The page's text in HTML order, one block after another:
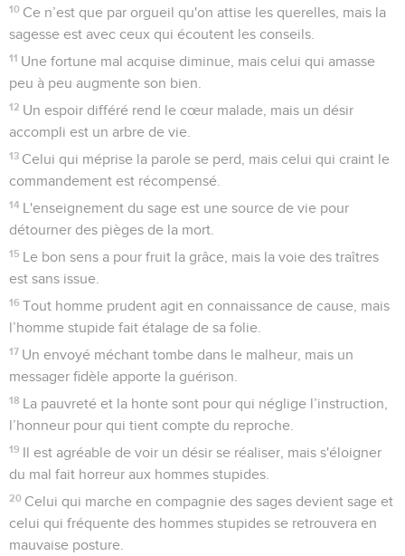
10 Ce n’est que par orgueil qu'on attise les querelles, mais la
sagesse est avec ceux qui écoutent les conseils.
11 Une fortune mal acquise diminue, mais celui qui amasse
peu à peu augmente son bien.
12 Un espoir différé rend le cœur malade, mais un désir
accompli est un arbre de vie.
13 Celui qui méprise la parole se perd, mais celui qui craint le
commandement est récompensé.
14 L'enseignement du sage est une source de vie pour
détourner des pièges de la mort.
15 Le bon sens a pour fruit la grâce, mais la voie des traîtres
est sans issue.
16 Tout homme prudent agit en connaissance de cause, mais
l’homme stupide fait étalage de sa folie.
17 Un envoyé méchant tombe dans le malheur, mais un
messager fidèle apporte la guérison.
18 La pauvreté et la honte sont pour qui néglige l’instruction,
l’honneur pour qui tient compte du reproche.
19 Il est agréable de voir un désir se réaliser, mais s'éloigner
du mal fait horreur aux hommes stupides.
20 Celui qui marche en compagnie des sages devient sage et
celui qui fréquente des hommes stupides se retrouvera en
mauvaise posture.